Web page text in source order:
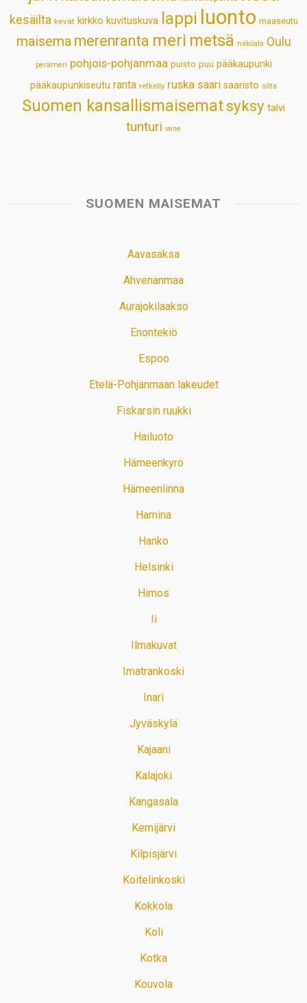
kesäilta kevät kirkko kuvituskuva lappi luonto maaseutu
maisema merenranta meri metsä näköala Oulu
perämeri pohjois-pohjanmaa puisto puu pääkaupunki
pääkaupunkiseutu ranta retkeily ruska saari saaristo silta
Suomen kansallismaisematsyksy talvi
tunturi vene
SUOMEN MAISEMAT
Aavasaksa
Ahvenanmaa
Aurajokilaakso
Enontekiö
Espoo
Etelä-Pohjanmaan lakeudet
Fiskarsin ruukki
Hailuoto
Hämeenkyrö
Hämeenlinna
Hamina
Hanko
Helsinki
Himos
Ii
Ilmakuvat
Imatrankoski
Inari
Jyväskylä
Kajaani
Kalajoki
Kangasala
Kemijärvi
Kilpisjärvi
Koitelinkoski
Kokkola
Koli
Kotka
Kouvola